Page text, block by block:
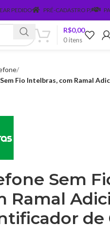
PEDIDO PRÉ-CADASTRO PJ
0itens
R$0,00
Fio Intelbras, com Ramal
Sem
Ramal
de